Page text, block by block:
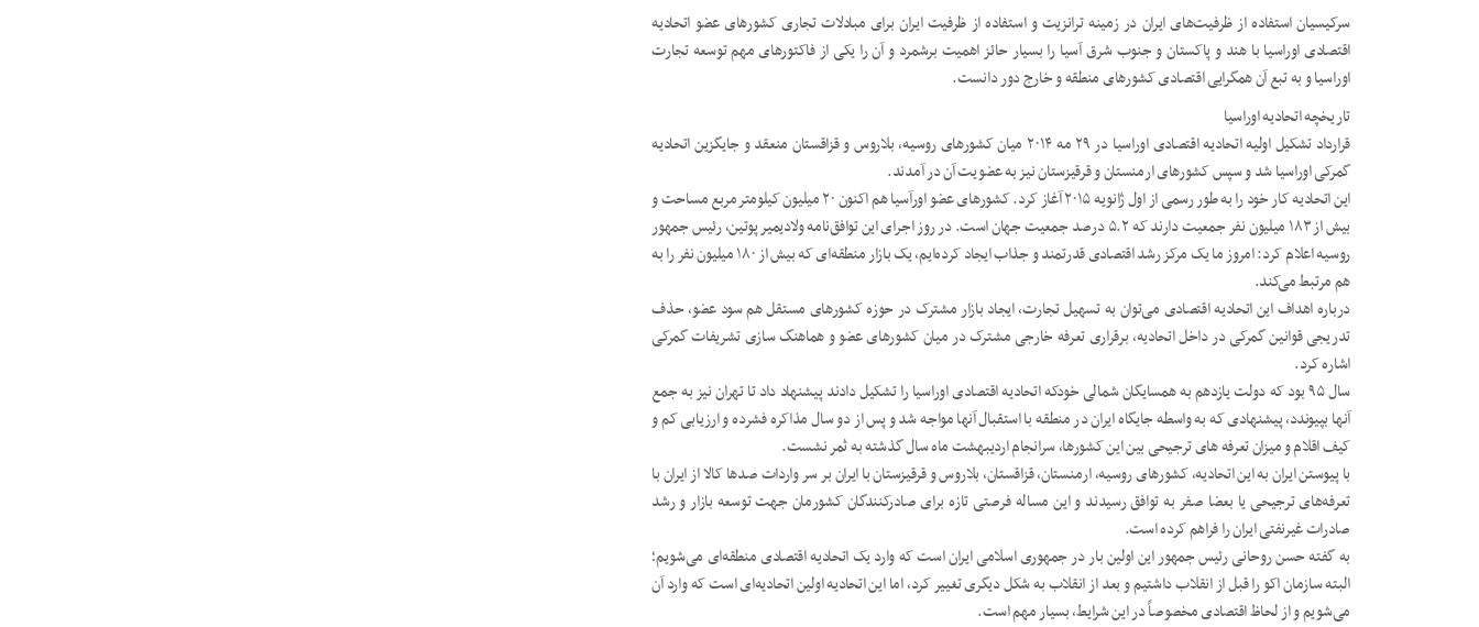
سرکیسیان استفاده از ظرفیت‌های ایران در زمینه ترانزیت و استفاده از ظرفیت ایران برای مبادلات تجاری کشورهای عضو اتحادیه
اقتصادی اوراسیا با هند و پاکستان و جنوب شرق آسیا را بسیار حائز اهمیت برشمرد و آن را یکی از فاکتورهای مهم توسعه تجارت
اوراسیا و به تبع آن همگرایی اقتصادی کشورهای منطقه و خارج دور دانست.
تاریخچه اتحادیه اوراسیا
قرارداد تشکیل اولیه اتحادیه اقتصادی اوراسیا در ۲۹ مه ۲۰۱۴ میان کشورهای روسیه، بلاروس و قزاقستان منعقد و جایگزین اتحادیه
گمرکی اوراسیا شد و سپس کشورهای ارمنستان و قرقیزستان نیز به عضویت آن در آمدند.
این اتحادیه کار خود را به طور رسمی از اول ژانویه ۲۰۱۵ آغاز کرد. کشورهای عضو اورآسیا هم اکنون ۲۰ میلیون کیلومترمربع مساحت و
بیش از ۱۸۳ میلیون نفر جمعیت دارند که ۵.۲ درصد جمعیت جهان است. در روز اجرای این توافق‌نامه ولادیمیر پوتین، رئیس جمهور
روسیه اعلام کرد: امروز ما یک مرکز رشد اقتصادی قدرتمند و جذاب ایجاد کرده‌ایم، یک بازار منطقه‌ای که بیش از ۱۸۰ میلیون نفر را به
هم مرتبط می‌کند.
درباره اهداف این اتحادیه اقتصادی می‌توان به تسهیل تجارت، ایجاد بازار مشترک در حوزه کشورهای مستقل هم سود عضو، حذف
تدریجی قوانین گمرکی در داخل اتحادیه، برقراری تعرفه خارجی مشترک در میان کشورهای عضو و هماهنگ سازی تشریفات گمرکی
اشاره کرد.
سال ۹۵ بود که دولت یازدهم به همسایگان شمالی خودکه اتحادیه‌ اقتصادی اوراسیا را تشکیل دادند پیشنهاد داد تا تهران نیز به جمع
آنها بپیوندد، پیشنهادی که به واسطه جایگاه ایران در منطقه با استقبال آنها مواجه شد و پس از دو سال مذاکره فشرده و ارزیابی کم و
کیف اقلام و میزان تعرفه های ترجیحی بین این کشورها، سرانجام اردیبهشت ماه سال گذشته به ثمر نشست.
با پیوستن ایران به این اتحادیه، کشورهای روسیه، ارمنستان، قزاقستان، بلاروس و قرقیزستان با ایران بر سر واردات صدها کالا از ایران با
تعرفه‌های ترجیحی یا بعضا صفر به توافق رسیدند و این مساله فرصتی تازه برای صادرکنندگان کشورمان جهت توسعه بازار و رشد
صادرات غیرنفتی ایران را فراهم کرده است.
به گفته حسن روحانی رئیس جمهور این اولین بار در جمهوری اسلامی ایران است که وارد یک اتحادیه اقتصادی منطقه‌ای می‌شویم؛
البته سازمان اکو را قبل از انقلاب داشتیم و بعد از انقلاب به شکل دیگری تغییر کرد، اما این اتحادیه اولین اتحادیه‌ای است که وارد آن
می‌شویم و از لحاظ اقتصادی مخصوصاً در این شرایط، بسیار مهم است.